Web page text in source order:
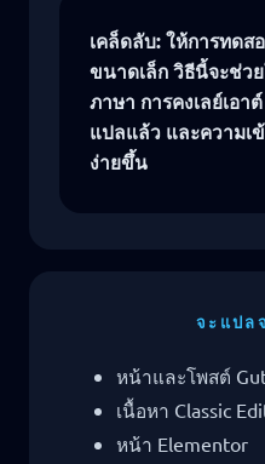
เคล็ดลับ: ให้การทด
ขนาดเล็ก วิธีนี้จะช่ว
ภาษา การคงเลย์เอ
แปลแล้ว และความเ
ง่ายขึ้น
จะแปล
หน้าและโพสต์
เนื้อหา Classic
หน้า Elementor